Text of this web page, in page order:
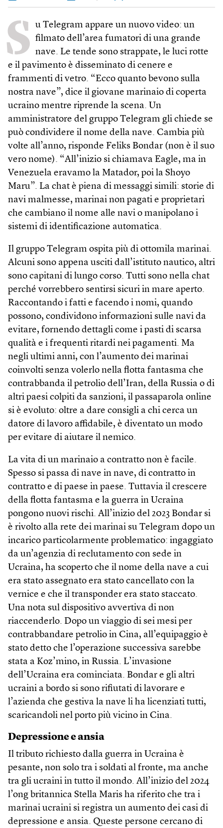
S u Telegram appare un nuovo video: un
filmato dell’area fumatori di una grande
nave. Le tende sono strappate, le luci rotte
e il pavimento è disseminato di cenere e
frammenti di vetro. “Ecco quanto bevono sulla
nostra nave”, dice il giovane marinaio di coperta
ucraino mentre riprende la scena. Un
amministratore del gruppo Telegram gli chiede se
può condividere il nome della nave. Cambia più
volte all’anno, risponde Feliks Bondar (non è il suo
vero nome). “All’inizio si chiamava Eagle, ma in
Venezuela eravamo la Matador, poi la Shoyo
Maru”. La chat è piena di messaggi simili: storie di
navi malmesse, marinai non pagati e proprietari
che cambiano il nome alle navi o manipolano i
sistemi di identificazione automatica.
Il gruppo Telegram ospita più di ottomila marinai.
Alcuni sono appena usciti dall’istituto nautico, altri
sono capitani di lungo corso. Tutti sono nella chat
perché vorrebbero sentirsi sicuri in mare aperto.
Raccontando i fatti e facendo i nomi, quando
possono, condividono informazioni sulle navi da
evitare, fornendo dettagli come i pasti di scarsa
qualità e i frequenti ritardi nei pagamenti. Ma
negli ultimi anni, con l’aumento dei marinai
coinvolti senza volerlo nella flotta fantasma che
contrabbanda il petrolio dell’Iran, della Russia o di
altri paesi colpiti da sanzioni, il passaparola online
si è evoluto: oltre a dare consigli a chi cerca un
datore di lavoro affidabile, è diventato un modo
per evitare di aiutare il nemico.
La vita di un marinaio a contratto non è facile.
Spesso si passa di nave in nave, di contratto in
contratto e di paese in paese. Tuttavia il crescere
della flotta fantasma e la guerra in Ucraina
pongono nuovi rischi. All’inizio del 2023 Bondar si
è rivolto alla rete dei marinai su Telegram dopo un
incarico particolarmente problematico: ingaggiato
da un’agenzia di reclutamento con sede in
Ucraina, ha scoperto che il nome della nave a cui
era stato assegnato era stato cancellato con la
vernice e che il transponder era stato staccato.
Una nota sul dispositivo avvertiva di non
riaccenderlo. Dopo un viaggio di sei mesi per
contrabbandare petrolio in Cina, all’equipaggio è
stato detto che l’operazione successiva sarebbe
stata a Koz’mino, in Russia. L’invasione
dell’Ucraina era cominciata. Bondar e gli altri
ucraini a bordo si sono rifiutati di lavorare e
l’azienda che gestiva la nave li ha licenziati tutti,
scaricandoli nel porto più vicino in Cina.
Depressione e ansia
Il tributo richiesto dalla guerra in Ucraina è
pesante, non solo tra i soldati al fronte, ma anche
tra gli ucraini in tutto il mondo. All’inizio del 2024
l’ong britannica Stella Maris ha riferito che tra i
marinai ucraini si registra un aumento dei casi di
depressione e ansia. Queste persone cercano di